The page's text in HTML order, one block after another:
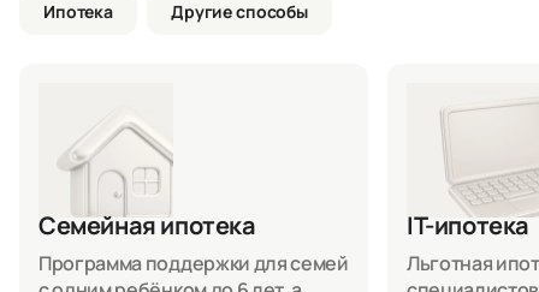
Ипотека Другие способы
Семейная ипотека
Программа поддержки для семей
IT-ипотека
Льготная